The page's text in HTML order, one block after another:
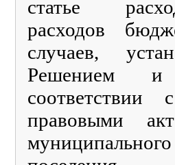
статье
расходов
случаев,
Решением
правовыми